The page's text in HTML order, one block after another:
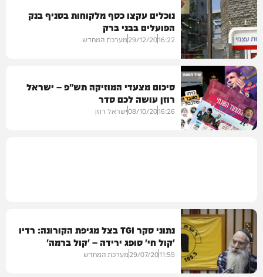
במגזר
נוכלים עקצו כסף מלקוחות בסניף בנק
הפועלים בבני ברק
16:22
29/12/20מערכת המחדש
סיכום מצעדי המוזיקה תש"פ – ישראל
רוזן עושה לכם סדר
16:26
08/10/20ישראל רוזן
נתוני סקר TGI בצל מגיפת הקורונה: רדיו
'קול חי' סופג ירידה – 'קול ברמה'
בעלייה
11:59
29/07/20מערכת המחדש